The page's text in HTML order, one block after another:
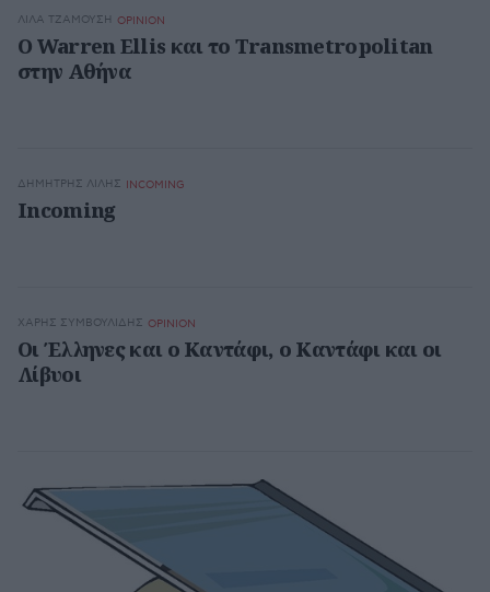
ΛΊΛΑ ΤΖΑΜΟΎΣΗ OPINION
Ο Warren Ellis και το Transmetropolitan
στην Αθήνα
ΔΗΜΉΤΡΗΣ ΛΙΛΉΣ INCOMING
Incoming
ΧΆΡΗΣ ΣΥΜΒΟΥΛΊΔΗΣ OPINION
Οι Έλληνες και ο Καντάφι, ο Καντάφι και οι
Λίβυοι